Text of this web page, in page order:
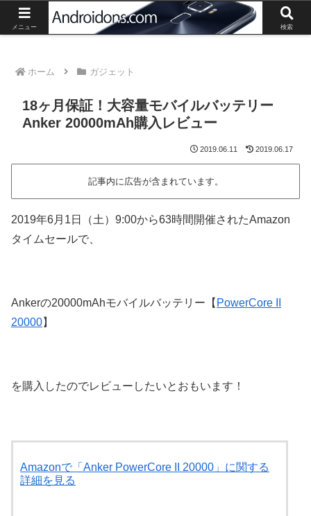
Androidスマートフォン、タブレットの最新情報や活用方法の紹介。
ホーム ガジェット
18ヶ月保証！大容量モバイルバッテリー
Anker 20000mAh購入レビュー
2019.06.11 2019.06.17
記事内に広告が含まれています。
2019年6月1日（土）9:00から63時間開催されたAmazon
タイムセールで、
Ankerの20000mAhモバイルバッテリー【 PowerCore II
20000】
を購入したのでレビューしたいとおもいます！
Amazonで「Anker PowerCore II 20000」に関する
詳細を見る
メニュー 検索